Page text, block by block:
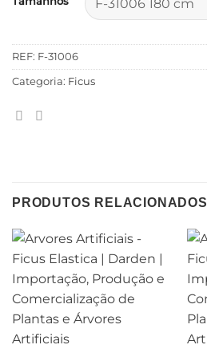
REF: F-31006
Categoria: Ficus
PRODUTOS RELACIONADOS